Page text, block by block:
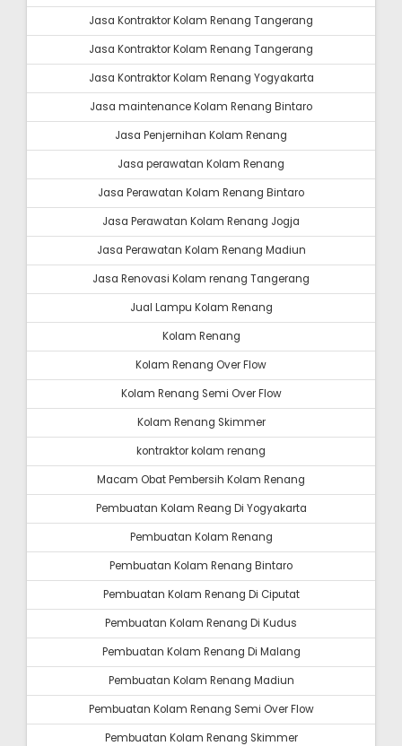
Jasa Kontraktor Kolam Renang Tangerang
Jasa Kontraktor Kolam Renang Tangerang
Jasa Kontraktor Kolam Renang Yogyakarta
Jasa maintenance Kolam Renang Bintaro
Jasa Penjernihan Kolam Renang
Jasa perawatan Kolam Renang
Jasa Perawatan Kolam Renang Bintaro
Jasa Perawatan Kolam Renang Jogja
Jasa Perawatan Kolam Renang Madiun
Jasa Renovasi Kolam renang Tangerang
Jual Lampu Kolam Renang
Kolam Renang
Kolam Renang Over Flow
Kolam Renang Semi Over Flow
Kolam Renang Skimmer
kontraktor kolam renang
Macam Obat Pembersih Kolam Renang
Pembuatan Kolam Reang Di Yogyakarta
Pembuatan Kolam Renang
Pembuatan Kolam Renang Bintaro
Pembuatan Kolam Renang Di Ciputat
Pembuatan Kolam Renang Di Kudus
Pembuatan Kolam Renang Di Malang
Pembuatan Kolam Renang Madiun
Pembuatan Kolam Renang Semi Over Flow
Pembuatan Kolam Renang Skimmer